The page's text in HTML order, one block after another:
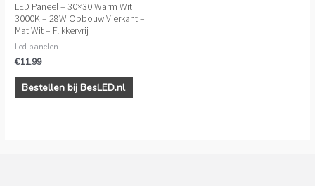
LED Paneel – 30×30 Warm Wit
3000K – 28W Opbouw Vierkant –
Mat Wit – Flikkervrij
Led panelen
€11.99
Bestellen bij BesLED.nl